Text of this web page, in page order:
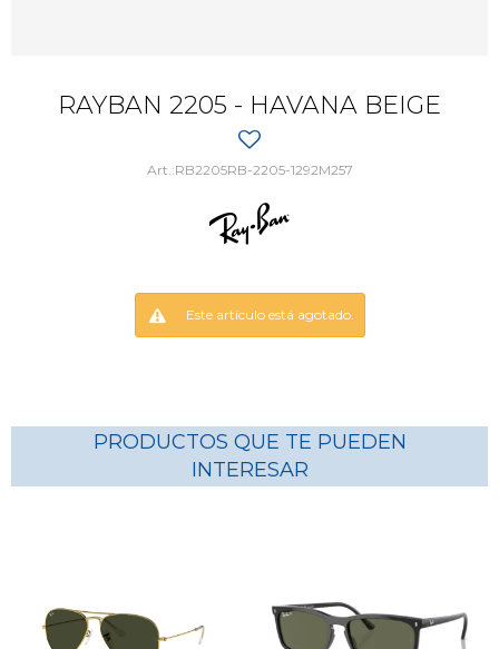
RAYBAN 2205 - HAVANA BEIGE
RB2205RB-2205-1292M257
Este artículo está agotado.
PRODUCTOS QUE TE PUEDEN
INTERESAR